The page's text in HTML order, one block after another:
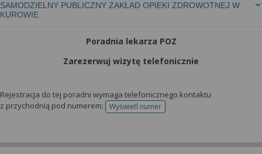
SAMODZIELNY PUBLICZNY ZAKŁAD OPIEKI ZDROWOTNEJ W
KUROWIE
Poradnia lekarza POZ
Zarezerwuj wizytę telefonicznie
Rejestracja do tej poradni wymaga telefonicznego kontaktu
z przychodnią pod numerem:
Wyświetl numertelefonu do rejestracji